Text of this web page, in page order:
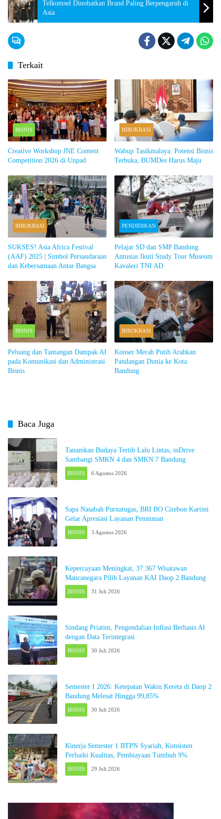
Telkomsel Dinobatkan Brand Paling Berpengaruh di
Asia
Terkait
BISNIS
Creative Workshop JNE Content
Competition 2026 di Unpad
BIROKRASI
Wabup Tasikmalaya: Potensi Bisnis
Terbuka, BUMDes Harus Maju
BIROKRASI
SUKSES! Asia Africa Festival
(AAF) 2025 | Simbol Persaudaraan
dan Kebersamaan Antar Bangsa
PENDIDIKAN
Pelajar SD dan SMP Bandung
Antusias Ikuti Study Tour Museum
Kavaleri TNI AD
BISNIS
Peluang dan Tantangan Dampak AI
pada Komunikasi dan Administrasi
Bisnis
BIROKRASI
Konser Merah Putih Arahkan
Pandangan Dunia ke Kota
Bandung
Baca Juga
Tanamkan Budaya Tertib Lalu Lintas, inDrive
Sambangi SMKN 4 dan SMKN 7 Bandung
BISNIS 6 Agustus 2026
Sapa Nasabah Purnatugas, BRI BO Cirebon Kartini
Gelar Apresiasi Layanan Pensiunan
BISNIS 3 Agustus 2026
Kepercayaan Meningkat, 37.367 Wisatawan
Mancanegara Pilih Layanan KAI Daop 2 Bandung
BISNIS 31 Juli 2026
Sindang Priatim, Pengendalian Inflasi Berbasis AI
dengan Data Terintegrasi
BISNIS 30 Juli 2026
Semester I 2026: Ketepatan Waktu Kereta di Daop 2
Bandung Melesat Hingga 99,85%
BISNIS 30 Juli 2026
Kinerja Semester 1 BTPN Syariah, Konsisten
Perbaiki Kualitas, Pembiayaan Tumbuh 9%
BISNIS 29 Juli 2026